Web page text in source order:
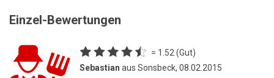
Einzel-Bewertungen
= 1.52 (Gut)
Sebastian aus Sonsbeck, 08.02.2015